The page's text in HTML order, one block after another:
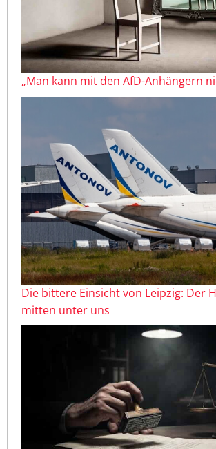
„Man kann mit den AfD-Anhängern
Die bittere Einsicht von Leipzig: Der
mitten unter uns